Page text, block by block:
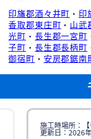
印旛郡酒々井町 ・ 印
香取郡東庄町 ・ 山武
光町 ・ 長生郡一宮町
子町 ・ 長生郡長柄町
御宿町 ・ 安房郡鋸南
施工時場所：
更新日：2026